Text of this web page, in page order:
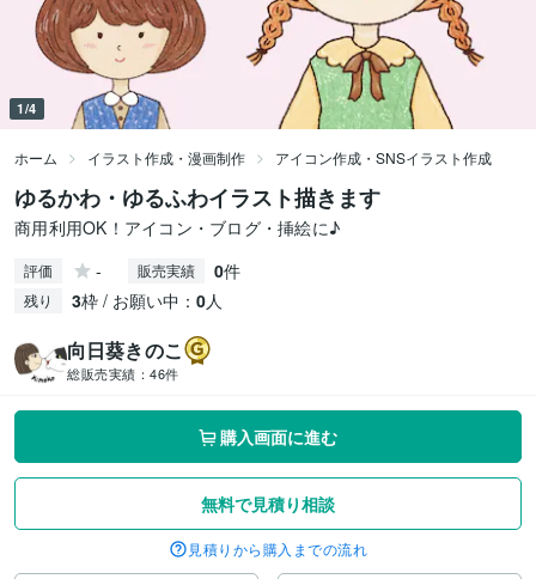
1/4
ホーム イラスト作成・漫画制作 アイコン作成・SNSイラスト作成
ゆるかわ・ゆるふわイラスト描きます
商用利用OK！アイコン・ブログ・挿絵に♪
評価 - 販売実績 0件
残り 3枠 / お願い中： 0人
向日葵きのこ
総販売実績： 46件
購入画面に進む
無料で見積り相談
見積りから購入までの流れ